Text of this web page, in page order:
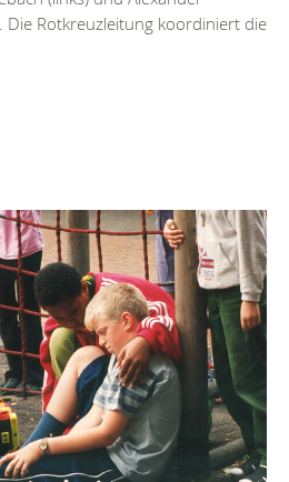
Die Rotkreuzleitung koordiniert die